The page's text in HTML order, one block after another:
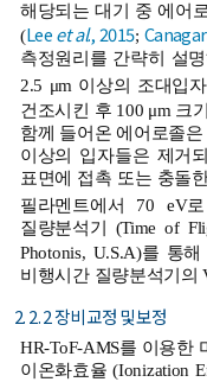
해당되는 대기 중 에어
(Leeet al., 2015;
측정원리를 간략히 설
2.5 μm 이상의 조대입
건조시킨 후 100 μm 크
함께 들어온 에어로졸은
이상의 입자들은 제거
표면에 접촉 또는 충돌
필라멘트에서 70 eV
질량분석기 (Time of
Photonis, U.S.A)를 통
비행시간 질량분석기의
2. 2. 2 장비 교정 및 보정
HR-ToF-AMS를 이용한
이온화효율 (Ionization